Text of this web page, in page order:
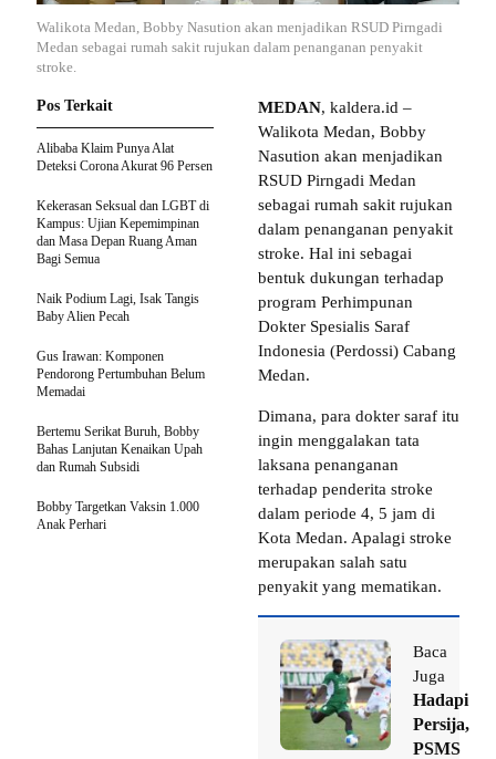
Walikota Medan, Bobby Nasution akan menjadikan RSUD Pirngadi
Medan sebagai rumah sakit rujukan dalam penanganan penyakit
stroke.
MEDAN, kaldera.id –
Walikota Medan, Bobby
Nasution akan menjadikan
RSUD Pirngadi Medan
sebagai rumah sakit rujukan
dalam penanganan penyakit
stroke. Hal ini sebagai
bentuk dukungan terhadap
program Perhimpunan
Dokter Spesialis Saraf
Indonesia (Perdossi) Cabang
Medan.
Dimana, para dokter saraf itu
ingin menggalakan tata
laksana penanganan
terhadap penderita stroke
dalam periode 4, 5 jam di
Kota Medan. Apalagi stroke
merupakan salah satu
penyakit yang mematikan.
Baca
Juga
Hadapi
Persija,
PSMS
Pos Terkait
Alibaba Klaim Punya Alat
Deteksi Corona Akurat 96 Persen
Kekerasan Seksual dan LGBT di
Kampus: Ujian Kepemimpinan
dan Masa Depan Ruang Aman
Bagi Semua
Naik Podium Lagi, Isak Tangis
Baby Alien Pecah
Gus Irawan: Komponen
Pendorong Pertumbuhan Belum
Memadai
Bertemu Serikat Buruh, Bobby
Bahas Lanjutan Kenaikan Upah
dan Rumah Subsidi
Bobby Targetkan Vaksin 1.000
Anak Perhari